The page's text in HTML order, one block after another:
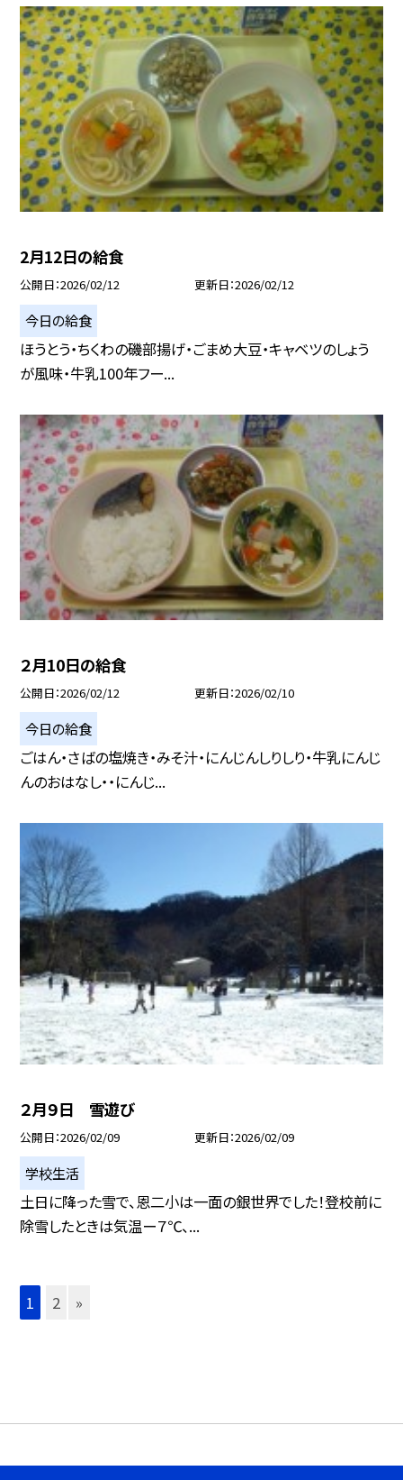
2月12日の給食
公開日 2026/02/12 更新日 2026/02/12
今日の給食
ほうとう・ちくわの磯部揚げ・ごまめ大豆・キャベツのしょう
が風味・牛乳100年フー...
２月10日の給食
公開日 2026/02/12 更新日 2026/02/10
今日の給食
ごはん・さばの塩焼き・みそ汁・にんじんしりしり・牛乳にんじ
んのおはなし・・にんじ...
２月９日 雪遊び
公開日 2026/02/09 更新日 2026/02/09
学校生活
土日に降った雪で、恩二小は一面の銀世界でした！登校前に
除雪したときは気温ー７℃、...
1 2 »